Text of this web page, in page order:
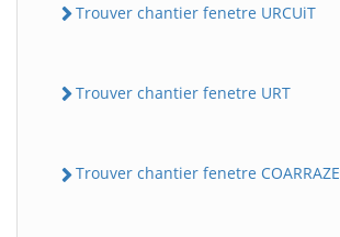
Trouver chantier fenetre URCUiT
Trouver chantier fenetre URT
Trouver chantier fenetre COARRAZE